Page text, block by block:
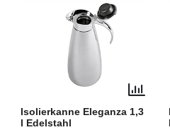
Isolierkanne Eleganza 1,3
l Edelstahl